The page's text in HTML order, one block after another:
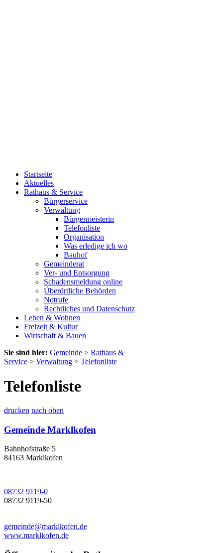
Startseite
Aktuelles
Rathaus & Service
Bürgerservice
Verwaltung
Bürgermeisterin
Telefonliste
Organisation
Was erledige ich wo
Bauhof
Gemeinderat
Ver- und Entsorgung
Schadensmeldung online
Überörtliche Behörden
Notrufe
Rechtliches und Datenschutz
Leben & Wohnen
Freizeit & Kultur
Wirtschaft & Bauen
Sie sind hier: Gemeinde > Rathaus &
Service > Verwaltung > Telefonliste
Telefonliste
drucken nach oben
Gemeinde Marklkofen
Bahnhofstraße 5
84163 Marklkofen
08732 9119-0
08732 9119-50
gemeinde@marklkofen.de
www.marklkofen.de